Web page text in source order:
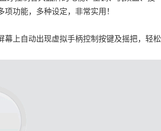
功能，多种设定，非常实用！
上自动出现虚拟手柄控制按键及摇把，轻松